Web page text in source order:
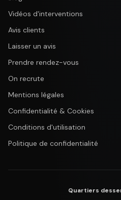
Vidéos d'interventions
Avis clients
Laisser un avis
Prendre rendez-vous
On recrute
Mentions légales
Confidentialité & Cookies
Conditions d'utilisation
Politique de confidentialité
Quartiers